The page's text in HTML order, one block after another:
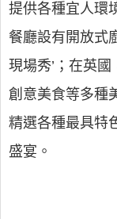
提供各種宜人環
餐廳設有開放式
現場秀’；在英
創意美食等多種
精選各種最具特
盛宴。